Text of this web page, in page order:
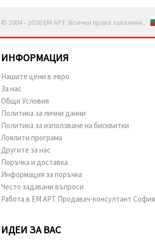
© 2004 - 2026 ЕМ АРТ. Всички права запазени..
ИНФОРМАЦИЯ
Нашите цени в евро
За нас
Общи Условия
Политика за лични данни
Политика за използване на бисквитки
Лоялити програма
Другите за нас
Поръчка и доставка
Информация за поръчка
Често задавани въпроси
Работа в ЕМ АРТ Продавач-консултант София
ИДЕИ ЗА ВАС